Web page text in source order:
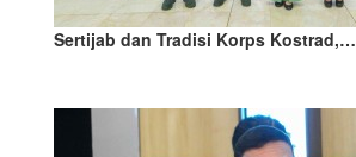
Sertijab dan Tradisi Korps Kostrad,…